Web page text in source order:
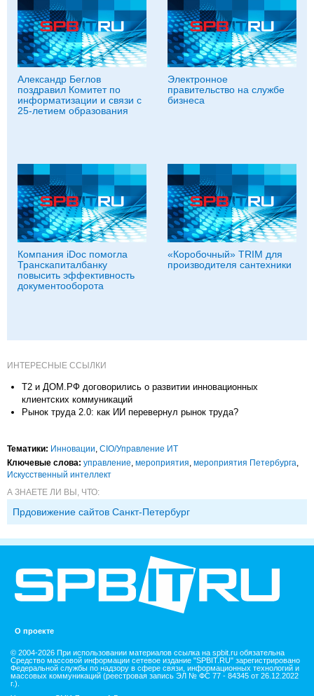
Александр Беглов
поздравил Комитет по
информатизации и связи с
25-летием образования
Электронное
правительство на службе
бизнеса
Компания iDoc помогла
Транскапиталбанку
повысить эффективность
документооборота
«Коробочный» TRIM для
производителя сантехники
ИНТЕРЕСНЫЕ ССЫЛКИ
Т2 и ДОМ.РФ договорились о развитии инновационных
клиентских коммуникаций
Рынок труда 2.0: как ИИ перевернул рынок труда?
Тематики: Инновации CIO/Управление ИТ
Ключевые слова: управление мероприятия мероприятия Петербурга
Искусственный интеллект
А ЗНАЕТЕ ЛИ ВЫ, ЧТО:
Прдовижение сайтов Санкт-Петербург
О проекте
© 2004-2026 При использовании материалов ссылка на spbit.ru обязательна
Средство массовой информации сетевое издание "SPBIT.RU" зарегистрировано
Федеральной службы по надзору в сфере связи, информационных технологий и
массовых коммуникаций (реестровая запись ЭЛ № ФС 77 - 84345 от 26.12.2022
г.).